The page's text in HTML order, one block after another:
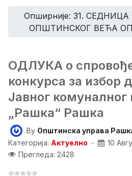
Опширније: 31.
ОПШТИНСКОГ ВЕЋА
ОДЛУКA о
конкурса за избор
Јавног комуналног
„Рашка“ Рашка
By Општинска управа
Категорија: Актуелно
10
Прегледа: 2428